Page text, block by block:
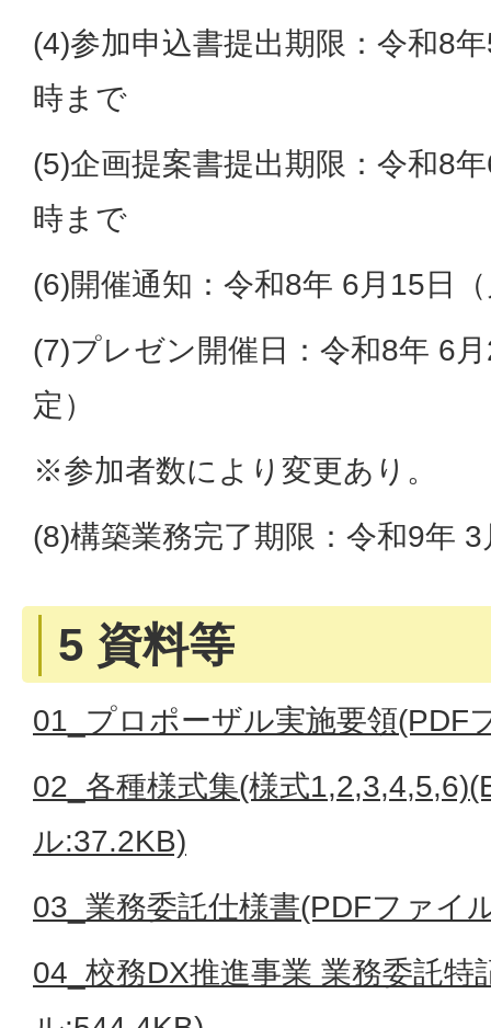
(4)参加申込書提出期限：令和8
時まで
(5)企画提案書提出期限：令和8
時まで
(6)開催通知：令和8年 6月15日
(7)プレゼン開催日：令和8年 6
定）
※参加者数により変更あり。
(8)構築業務完了期限：令和9年
5 資料等
01_プロポーザル実施要領(PDF
02_各種様式集(様式
ル:37.2KB)
03_業務委託仕様書(PDFファイ
04_校務DX推進事業 業務委託特